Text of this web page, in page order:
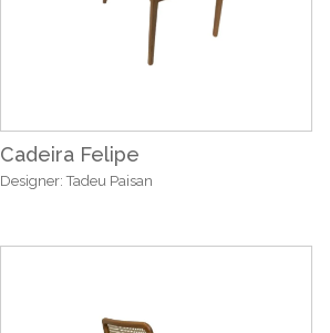
Cadeira Felipe
Designer: Tadeu Paisan